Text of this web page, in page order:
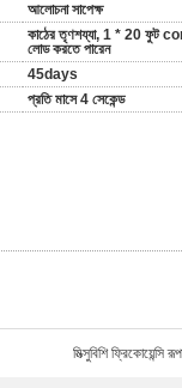
আলোচনা সাপেক্ষ
কাঠের তৃণশয্যা, 1 * 20 ফুট
লোড করতে পারেন
45days
প্রতি মাসে 4 সেকেন্ড
মিত্সুবিশি ফ্রিকোয়েন্সি